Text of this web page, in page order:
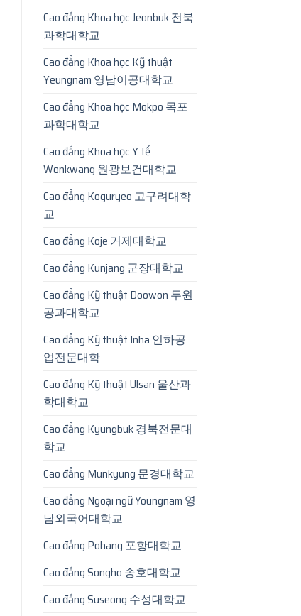
Cao đẳng Khoa học Jeonbuk 전북
과학대학교
Cao đẳng Khoa học Kỹ thuật
Yeungnam 영남이공대학교
Cao đẳng Khoa học Mokpo 목포
과학대학교
Cao đẳng Khoa học Y tế
Wonkwang 원광보건대학교
Cao đẳng Koguryeo 고구려대학
교
Cao đẳng Koje 거제대학교
Cao đẳng Kunjang 군장대학교
Cao đẳng Kỹ thuật Doowon 두원
공과대학교
Cao đẳng Kỹ thuật Inha 인하공
업전문대학
Cao đẳng Kỹ thuật Ulsan 울산과
학대학교
Cao đẳng Kyungbuk 경북전문대
학교
Cao đẳng Munkyung 문경대학교
Cao đẳng Ngoại ngữ Youngnam 영
남외국어대학교
Cao đẳng Pohang 포항대학교
Cao đẳng Songho 송호대학교
Cao đẳng Suseong 수성대학교